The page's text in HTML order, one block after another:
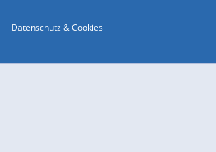
Datenschutz & Cookies
Einwilligungs-Fenster öffnen